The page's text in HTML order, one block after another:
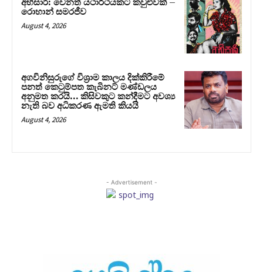
අභිසාරී: වෙනත් යථාර්ථයකට කවුළුවක් –
රොහාන් සමරජීව
August 4, 2026
අගවිනිසුරුගේ විශ්‍රාම කාලය දික්කිරීමේ
පනත් කෙටුම්පත කැබිනට් මණ්ඩලය
අනුමත කරයි… කිසිවකුට කන්දීමට අවශ්‍ය
නැති බව අධිකරණ ඇමති කියයි
August 4, 2026
- Advertisement -